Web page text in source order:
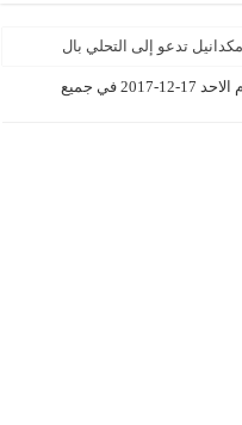
تدعو إلى التحلي بالصبر حتى يمكن
حالة الطقس اليوم الاحد 17-12-2017 في جميع